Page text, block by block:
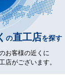
の直工店を探す
お客様の近くに
店がございます。